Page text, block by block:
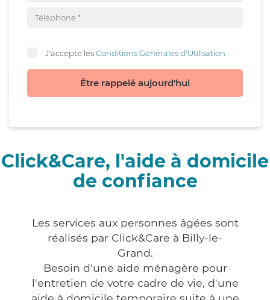
J'accepte lesConditions Générales d'Utilisation
Être rappelé aujourd'hui
Click&Care, l'aide à domicile
de confiance
Les services aux personnes âgées sont
réalisés par Click&Care à Billy-le-
Grand.
Besoin d'une aide ménagère pour
l'entretien de votre cadre de vie, d'une